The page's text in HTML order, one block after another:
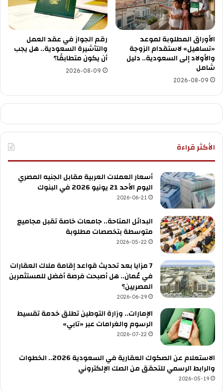
الأوراق المطلوبة لموعد
«تساهيل» لاستقدام الزوجة
والأولاد إلى السعودية.. دليل
شامل
2026-08-09
رقم الجواز في عقد العمل
والتأشيرة السعودية.. هل يجب
أن يكون متطابقًا؟
2026-08-09
الأكثر قراءة
أسعار العملات العربية مقابل الجنيه المصري
اليوم الأحد 21 يونيو 2026 في البنوك
2026-06-21
البدائل المتاحة.. جامعات خاصة تقبل مجاميع
متوسطة بتخصصات مطلوبة
2026-05-22
7 مزايا بعد تحديث قواعد إقامة ملاك العقارات
في عُمان.. هل أصبحت فرصة أفضل للمستثمرين
المصريين؟
2026-06-29
الإمارات.. وزارة التوطين تطلق خدمة تقسيط
الرسوم والغرامات عبر «تابي»
2026-07-22
الاستعلام عن الصكوك العقارية في السعودية 2026.. الخطوات
والرابط الرسمي للتحقق من الصك الإلكتروني
2026-05-19